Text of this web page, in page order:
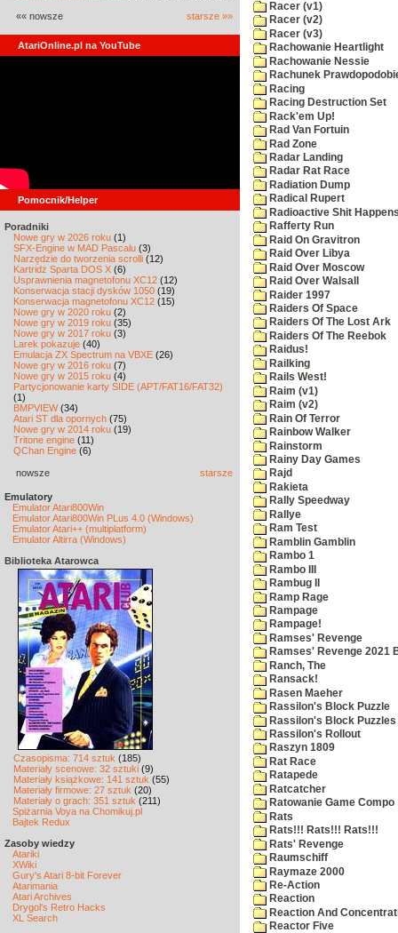
«« nowsze starsze »»
AtariOnline.pl na YouTube
Pomocnik/Helper
Poradniki
Nowe gry w 2026 roku (1)
SFX-Engine w MAD Pascalu (3)
Narzędzie do tworzenia scrolli (12)
Kartridż Sparta DOS X (6)
Usprawnienia magnetofonu XC12 (12)
Konserwacja stacji dysków 1050 (19)
Konserwacja magnetofonu XC12 (15)
Nowe gry w 2020 roku (2)
Nowe gry w 2019 roku (35)
Nowe gry w 2017 roku (3)
Larek pokazuje (40)
Emulacja ZX Spectrum na VBXE (26)
Nowe gry w 2016 roku (7)
Nowe gry w 2015 roku (4)
Partycjonowanie karty SIDE (APT/FAT16/FAT32)
(1)
BMPVIEW(34)
Atari ST dla opornych (75)
Nowe gry w 2014 roku (19)
Tritone engine (11)
QChan Engine (6)
nowsze starsze
Emulatory
Emulator Atari800Win
Emulator Atari800Win PLus 4.0 (Windows)
Emulator Atari++ (multiplatform)
Emulator Altirra (Windows)
Biblioteka Atarowca
Czasopisma: 714 sztuk (185)
Materiały scenowe: 32 sztuki (9)
Materiały książkowe: 141 sztuk (55)
Materiały firmowe: 27 sztuk (20)
Materiały o grach: 351 sztuk (211)
Spiżarnia Voya na Chomikuj.pl
Bajtek Redux
Zasoby wiedzy
Atariki
XWiki
Gury's Atari 8-bit Forever
Atarimania
Atari Archives
Drygol's Retro Hacks
XL Search
Racer (v1)
Racer (v2)
Racer (v3)
Rachowanie Heartlight
Rachowanie Nessie
Rachunek
Racing
Racing Destruction Set
Rack'em Up!
Rad Van Fortuin
Rad Zone
Radar Landing
Radar Rat Race
Radiation Dump
Radical Rupert
Radioactive Shit
Rafferty Run
Raid On Gravitron
Raid Over Libya
Raid Over Moscow
Raid Over Walsall
Raider 1997
Raiders Of Space
Raiders Of The Lost Ark
Raiders Of The Reebok
Raidus!
Railking
Rails West!
Raim (v1)
Raim (v2)
Rain Of Terror
Rainbow Walker
Rainstorm
Rainy Day Games
Rajd
Rakieta
Rally Speedway
Rallye
Ram Test
Ramblin Gamblin
Rambo 1
Rambo III
Rambug II
Ramp Rage
Rampage
Rampage!
Ramses' Revenge
Ramses' Revenge 2021
Ranch, The
Ransack!
Rasen Maeher
Rassilon's Block Puzzle
Rassilon's Block Puzzles
Rassilon's Rollout
Raszyn 1809
Rat Race
Ratapede
Ratcatcher
Ratowanie Game Compo
Rats
Rats!!! Rats!!! Rats!!!
Rats' Revenge
Raumschiff
Raymaze 2000
Re-Action
Reaction
Reaction And
Reactor Five